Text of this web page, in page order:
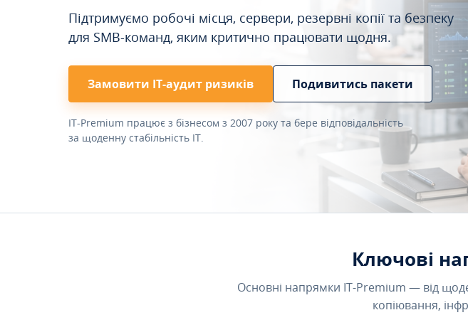
Підтримуємо робочі місця, сервери, резервні копії та безпеку
для SMB-команд, яким критично працювати щодня.
Замовити ІТ-аудит ризиків Подивитись пакети
IT-Premium працює з бізнесом з 2007 року та бере відповідальність
за щоденну стабільність IT.
Ключові
Основні напрямки IT-Premium — від
копіювання,